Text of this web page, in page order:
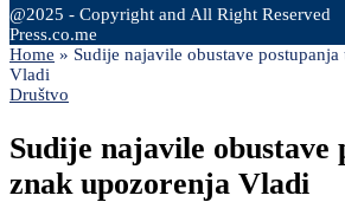
@2025 - Copyright and All Right Reserved
Press.co.me
Home » Sudije najavile obustave
Vladi
Društvo
Sudije najavile obustave
znak upozorenja Vladi